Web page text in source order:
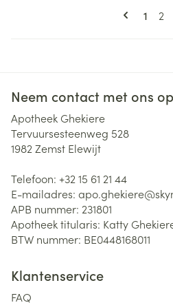
U
1 2
Neem contact met ons op
Apotheek Ghekiere
Tervuursesteenweg 528
1982 Zemst Elewijt
Telefoon: +32 15 61 21 44
E-mailadres: apo.ghekiere@
APB nummer: 231801
Apotheek titularis: Katty
BTW nummer: BE0448168011
Klantenservice
FAQ